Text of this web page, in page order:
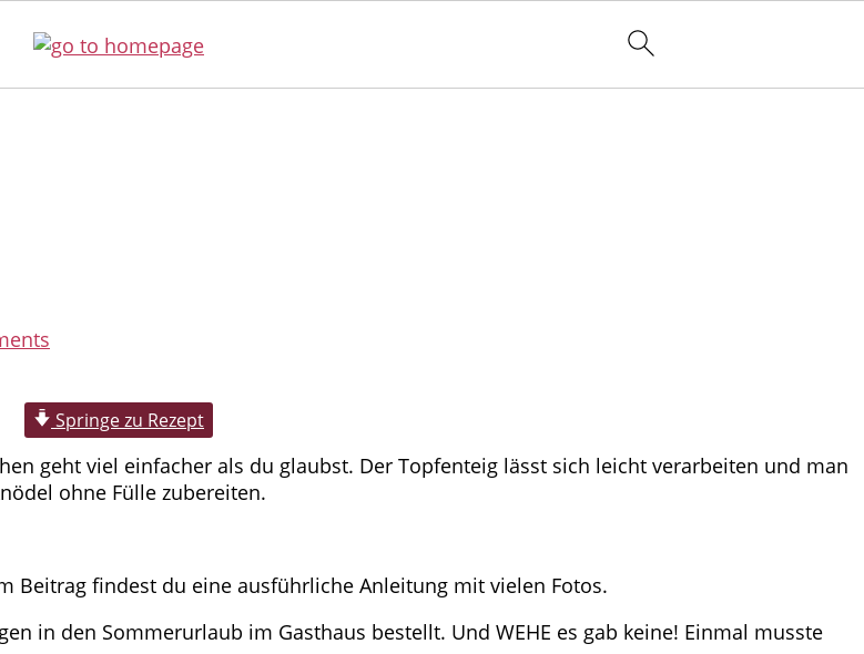
Springe zu Rezept
geht viel einfacher als du glaubst. Der Topfenteig lässt sich leicht verarbeiten und man
ohne Fülle zubereiten.
Beitrag findest du eine ausführliche Anleitung mit vielen Fotos.
in den Sommerurlaub im Gasthaus bestellt. Und WEHE es gab keine! Einmal musste